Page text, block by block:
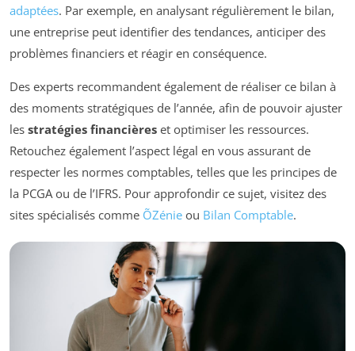
adaptées. Par exemple, en analysant régulièrement le bilan,
une entreprise peut identifier des tendances, anticiper des
problèmes financiers et réagir en conséquence.
Des experts recommandent également de réaliser ce bilan à
des moments stratégiques de l’année, afin de pouvoir ajuster
les stratégies financières et optimiser les ressources.
Retouchez également l’aspect légal en vous assurant de
respecter les normes comptables, telles que les principes de
la PCGA ou de l’IFRS. Pour approfondir ce sujet, visitez des
sites spécialisés comme ÕZénie ou Bilan Comptable.